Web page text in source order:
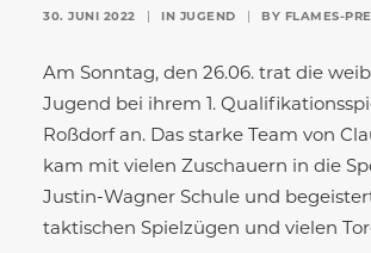
30. JUNI 2022 IN JUGEND BY FLAMES-
Am Sonntag, den 26.06. trat die
Jugend bei ihrem 1.
Roßdorf an. Das starke Team von
kam mit vielen Zuschauern in die
Justin-Wagner Schule und
taktischen Spielzügen und vielen